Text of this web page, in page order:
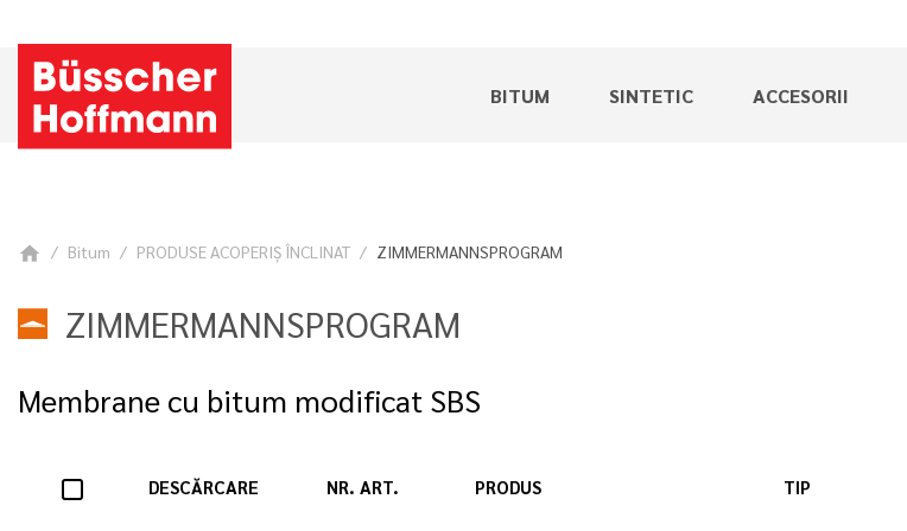
BITUM SINTETIC ACCESORII
home Bitum PRODUSE ACOPERIŞ ÎNCLINAT ZIMMERMANNSPROGRAM
ZIMMERMANNSPROGRAM
Membrane cu bitum modificat SBS
DESCĂRCARE NR. ART. PRODUS TIP